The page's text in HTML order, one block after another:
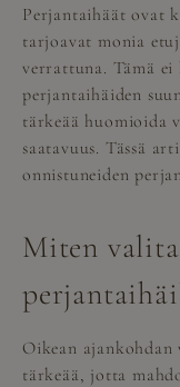
Perjantaihäät ovat
tarjoavat monia
verrattuna. Tämä
perjantaihäiden
tärkeää huomioida
saatavuus. Tässä
onnistuneiden
Miten
Oikean
tärkeää, jotta